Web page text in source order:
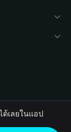
เลยในแอป